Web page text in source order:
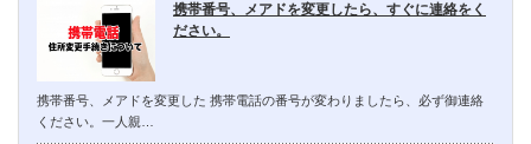
携帯番号、メアドを変更したら、すぐに連絡をく
ださい。
携帯番号、メアドを変更した 携帯電話の番号が変わりましたら、必ず御連絡
ください。一人親…